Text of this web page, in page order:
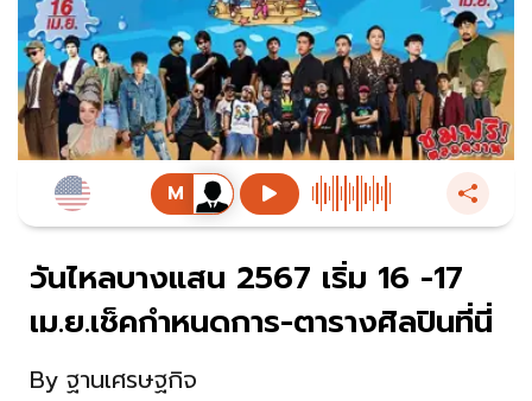
วันไหลบางแสน 2567 เริ่ม 16 -17
เม.ย.เช็คกำหนดการ-ตารางศิลปินที่นี่
By ฐานเศรษฐกิจ